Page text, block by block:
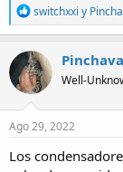
R
e
a
c
t
i
o
n
s
switchxxi y
Well-
Ago 29, 2022
Los